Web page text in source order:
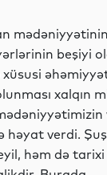
beşiyi
xalqın
həyat verdi.
həm də tarixi